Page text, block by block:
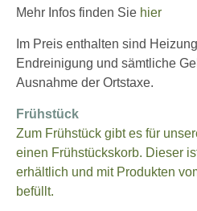
Mehr Infos finden Sie hier
Im Preis enthalten sind
Endreinigung und sämtliche
Ausnahme der Ortstaxe.
Frühstück
Zum Frühstück gibt es für
einen Frühstückskorb. Dieser
erhältlich und mit Produkten
befüllt.